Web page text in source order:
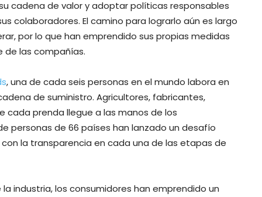
cadena de valor y adoptar políticas responsables
colaboradores. El camino para lograrlo aún es largo
por lo que han emprendido sus propias medidas
de las compañías.
, una de cada seis personas en el mundo labora en
de suministro. Agricultores, fabricantes,
cada prenda llegue a las manos de los
personas de 66 países han lanzado un desafío
la transparencia en cada una de las etapas de
industria, los consumidores han emprendido un